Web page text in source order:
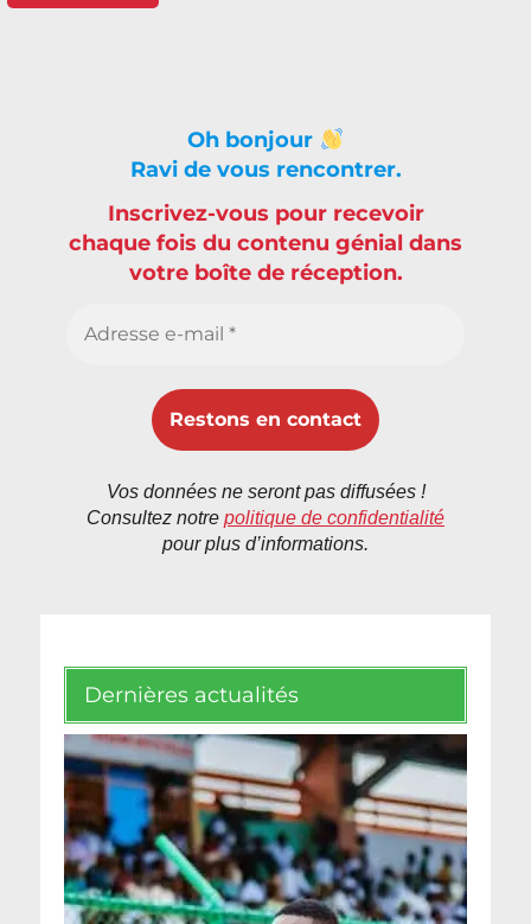
Oh bonjour
Ravi de vous rencontrer.
Inscrivez-vous pour recevoir
chaque fois du contenu génial dans
votre boîte de réception.
Vos données ne seront pas diffusées !
Consultez notre politique de confidentialité
pour plus d’informations.
Dernières actualités